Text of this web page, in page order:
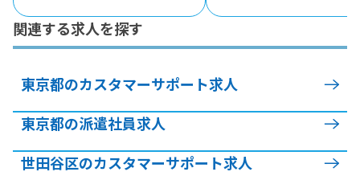
関連する求人を探す
東京都のカスタマーサポート求人
東京都の派遣社員求人
世田谷区のカスタマーサポート求人